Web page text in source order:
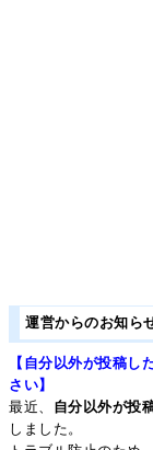
運営からのお知ら
【自分以外が投稿し
さい】
最近、 自分以外が投
しました。